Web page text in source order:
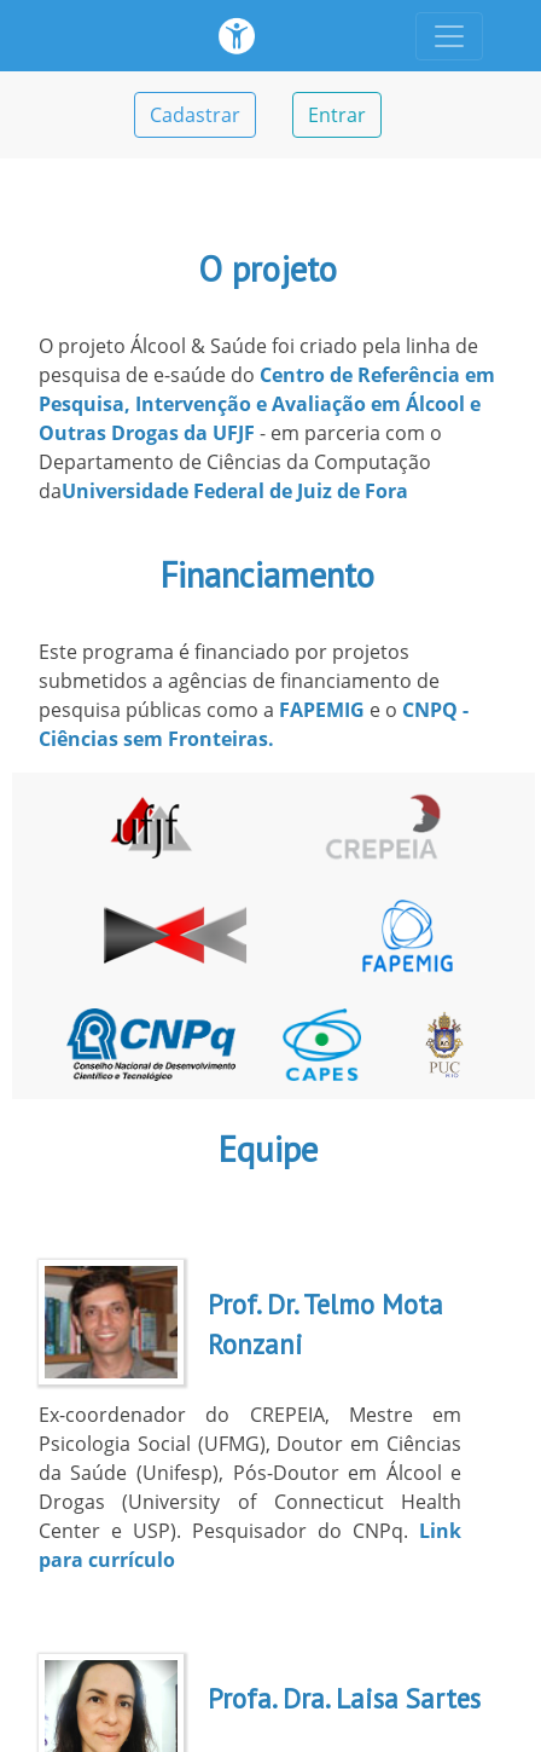
Cadastrar Entrar
O projeto
O projeto Álcool & Saúde foi criado pela linha de
pesquisa de e-saúde do Centro de Referência em
Pesquisa, Intervenção e Avaliação em Álcool e
Outras Drogas da UFJF - em parceria com o
Departamento de Ciências da Computação
daUniversidade Federal de Juiz de Fora
Financiamento
Este programa é financiado por projetos
submetidos a agências de financiamento de
pesquisa públicas como a FAPEMIG e o CNPQ -
Ciências sem Fronteiras.
Equipe
Prof. Dr. Telmo Mota
Ronzani
Ex-coordenador do CREPEIA, Mestre em
Psicologia Social (UFMG), Doutor em Ciências
da Saúde (Unifesp), Pós-Doutor em Álcool e
Drogas (University of Connecticut Health
Center e USP). Pesquisador do CNPq. Link
para currículo
Profa. Dra. Laisa Sartes